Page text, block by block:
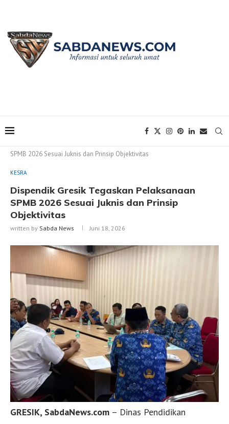
SPMB 2026 Sesuai Juknis dan Prinsip Objektivitas
KESRA
Dispendik Gresik Tegaskan Pelaksanaan
SPMB 2026 Sesuai Juknis dan Prinsip
Objektivitas
written by Sabda News Juni 18, 2026
GRESIK, SabdaNews.com – Dinas Pendidikan